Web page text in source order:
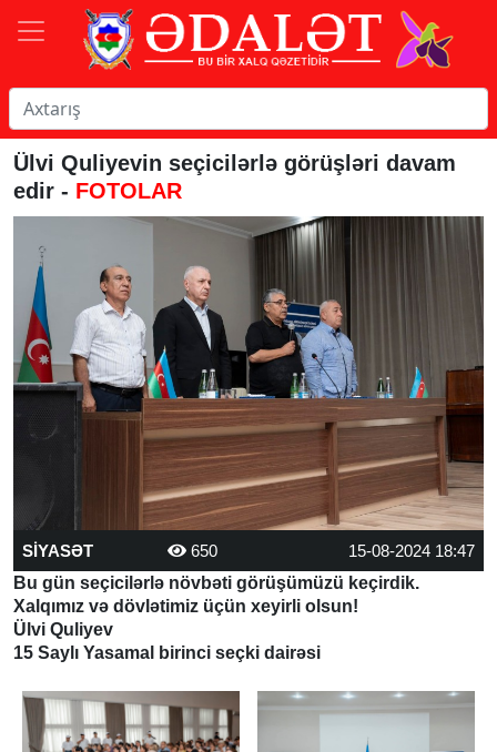
Ülvi Quliyevin seçicilərlə görüşləri davam
edir - FOTOLAR
SİYASƏT 650
15-08-2024 18:47
Bu gün seçicilərlə növbəti görüşümüzü keçirdik.
Xalqımız və dövlətimiz üçün xeyirli olsun!
Ülvi Quliyev
15 Saylı Yasamal birinci seçki dairəsi